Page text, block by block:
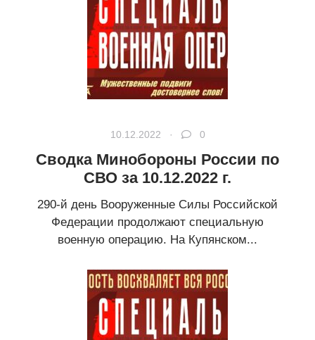
10.12.2022 · 0
Сводка Минобороны России по
СВО за 10.12.2022 г.
290-й день Вооруженные Силы Российской
Федерации продолжают специальную
военную операцию. На Купянском...